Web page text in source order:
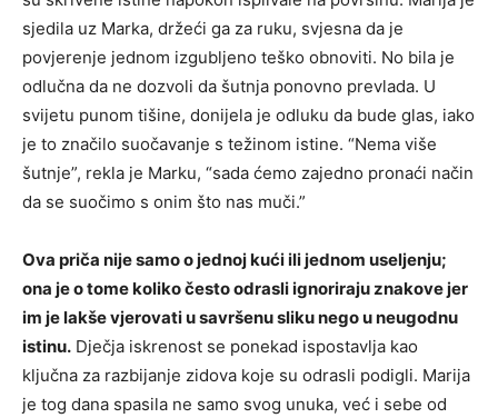
sjedila uz Marka, držeći ga za ruku, svjesna da je
povjerenje jednom izgubljeno teško obnoviti. No bila je
odlučna da ne dozvoli da šutnja ponovno prevlada. U
svijetu punom tišine, donijela je odluku da bude glas, iako
je to značilo suočavanje s težinom istine. “Nema više
šutnje”, rekla je Marku, “sada ćemo zajedno pronaći način
da se suočimo s onim što nas muči.”
Ova priča nije samo o jednoj kući ili jednom useljenju;
ona je o tome koliko često odrasli ignoriraju znakove jer
im je lakše vjerovati u savršenu sliku nego u neugodnu
istinu. Dječja iskrenost se ponekad ispostavlja kao
ključna za razbijanje zidova koje su odrasli podigli. Marija
je tog dana spasila ne samo svog unuka, već i sebe od